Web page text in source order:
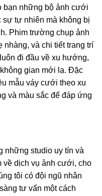
bạn những bộ ảnh cưới
tự nhiên mà không bị
Phim trường chụp ảnh
nhàng, và chi tiết trang trí
đi đầu về xu hướng,
gian mới lạ. Đặc
mẫu váy cưới theo xu
và màu sắc để đáp ứng
những studio uy tín và
về dịch vụ ảnh cưới, cho
tôi có đội ngũ nhân
tư vấn một cách